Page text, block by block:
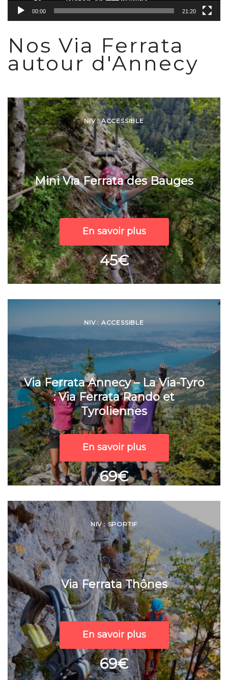
00:00 21:20
Nos Via Ferrata
autour d'Annecy
NIV : ACCESSIBLE
Mini Via Ferrata des Bauges
En savoir plus
45€
NIV : ACCESSIBLE
Via Ferrata Annecy – La Via-Tyro
: Via Ferrata Rando et
Tyroliennes
En savoir plus
69€
NIV : SPORTIF
Via Ferrata Thônes
En savoir plus
69€